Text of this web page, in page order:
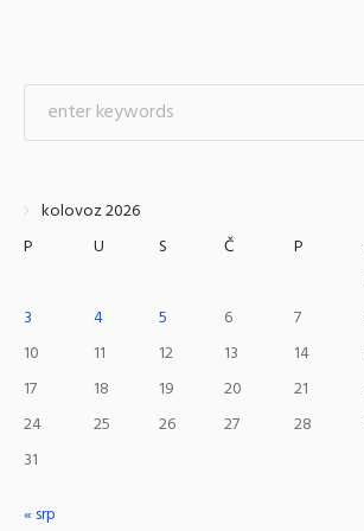
kolovoz 2026
P
U S Č P
3
4 5 6 7
10
11 12 13 14
17
18 19 20 21
24
25 26 27 28
31
« srp